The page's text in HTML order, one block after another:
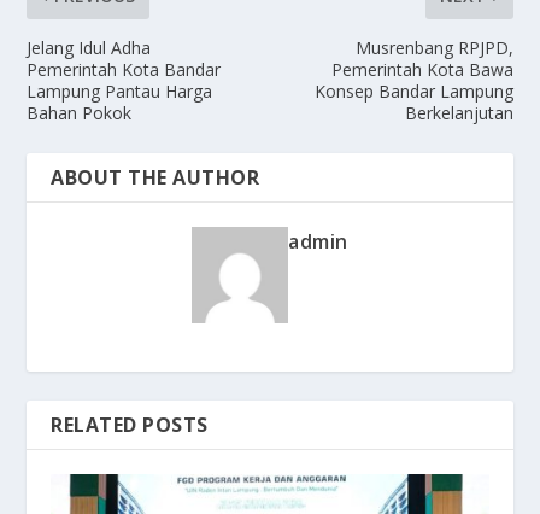
Jelang Idul Adha
Pemerintah Kota Bandar
Lampung Pantau Harga
Bahan Pokok
Musrenbang RPJPD,
Pemerintah Kota Bawa
Konsep Bandar Lampung
Berkelanjutan
ABOUT THE AUTHOR
admin
RELATED POSTS